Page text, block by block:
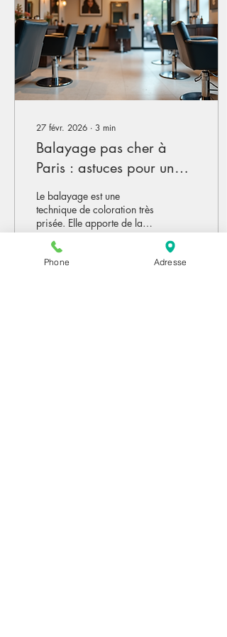
salon qui propose des tarifs
abordables. À Paris, les
prix varient beaucoup...
27 févr. 2026 ∙ 3 min
Balayage pas cher à
Paris : astuces pour un
look lumineux sans se
ruiner
Le balayage est une
technique de coloration très
prisée. Elle apporte de la
lumière et du relief à vos
cheveux. Mais souvent, on
pense que ce soin coûte
Phone Adresse